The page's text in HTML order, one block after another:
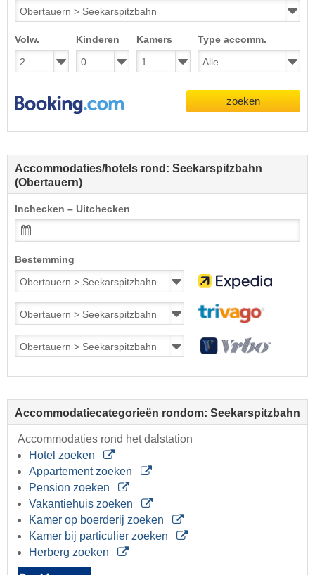
Volw. Kinderen Kamers Type accomm.
zoeken
Accommodaties/hotels rond: Seekarspitzbahn
(Obertauern)
Inchecken – Uitchecken
Bestemming
Accommodatiecategorieën rondom: Seekarspitzbahn
Accommodaties rond het dalstation
Hotel zoeken
Appartement zoeken
Pension zoeken
Vakantiehuis zoeken
Kamer op boerderij zoeken
Kamer bij particulier zoeken
Herberg zoeken